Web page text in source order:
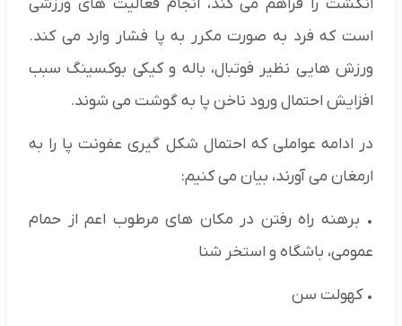
است که فرد به صورت مکرر به پا فشار وارد می کند.
ورزش هایی نظیر فوتبال، باله و کیکی بوکسینگ سبب
افزایش احتمال ورود ناخن پا به گوشت می شوند.
در ادامه عواملی که احتمال شکل گیری عفونت پا را به
ارمغان می آورند، بیان می کنیم:
• برهنه راه رفتن در مکان های مرطوب اعم از حمام
عمومی، باشگاه و استخر شنا
• کهولت سن